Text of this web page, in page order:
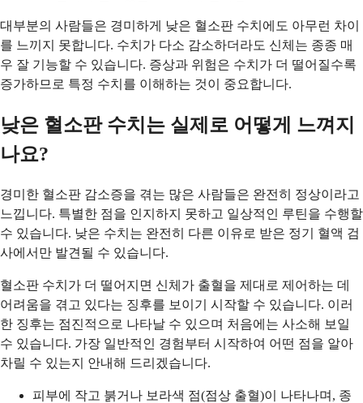
대부분의 사람들은 경미하게 낮은 혈소판 수치에도 아무런 차이
를 느끼지 못합니다. 수치가 다소 감소하더라도 신체는 종종 매
우 잘 기능할 수 있습니다. 증상과 위험은 수치가 더 떨어질수록
증가하므로 특정 수치를 이해하는 것이 중요합니다.
낮은 혈소판 수치는 실제로 어떻게 느껴지
나요?
경미한 혈소판 감소증을 겪는 많은 사람들은 완전히 정상이라고
느낍니다. 특별한 점을 인지하지 못하고 일상적인 루틴을 수행할
수 있습니다. 낮은 수치는 완전히 다른 이유로 받은 정기 혈액 검
사에서만 발견될 수 있습니다.
혈소판 수치가 더 떨어지면 신체가 출혈을 제대로 제어하는 데
어려움을 겪고 있다는 징후를 보이기 시작할 수 있습니다. 이러
한 징후는 점진적으로 나타날 수 있으며 처음에는 사소해 보일
수 있습니다. 가장 일반적인 경험부터 시작하여 어떤 점을 알아
차릴 수 있는지 안내해 드리겠습니다.
피부에 작고 붉거나 보라색 점(점상 출혈)이 나타나며, 종